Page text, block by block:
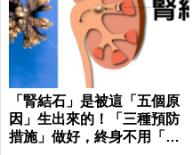
「腎結石」是被這「五個原
因」生出來的！「三種預防
措施」做好，終身不用「理